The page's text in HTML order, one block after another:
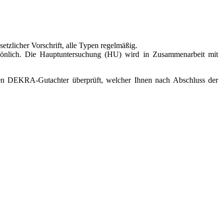
Vorschrift, alle Typen regelmäßig.
Die Hauptuntersuchung (HU) wird in Zusammenarbeit mit
DEKRA-Gutachter überprüft, welcher Ihnen nach Abschluss der